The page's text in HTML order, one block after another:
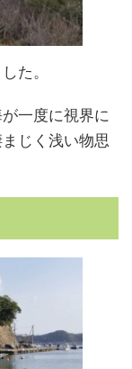
た。
一度に視界に
じく浅い物思